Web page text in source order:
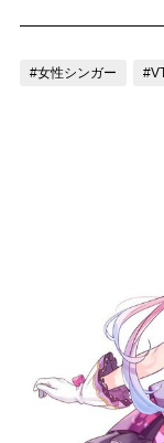
muevoクラウド
muevoコミュニテ
ぶいクラ！by
#女性シンガー